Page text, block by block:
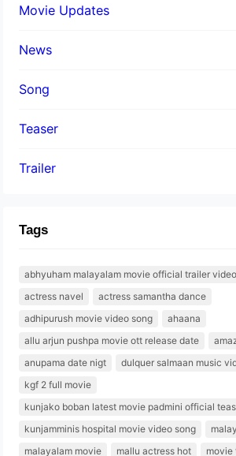
Movie Updates
News
Song
Teaser
Trailer
Tags
abhyuham malayalam movie official trailer video
actress navel
actress samantha dance
adhipurush movie video song
ahaana
allu arjun pushpa movie ott release date
anupama date nigt
dulquer salmaan music
kgf 2 full movie
kunjako boban latest movie padmini official
kunjamminis hospital movie video song
malayalam movie
mallu actress hot
movie